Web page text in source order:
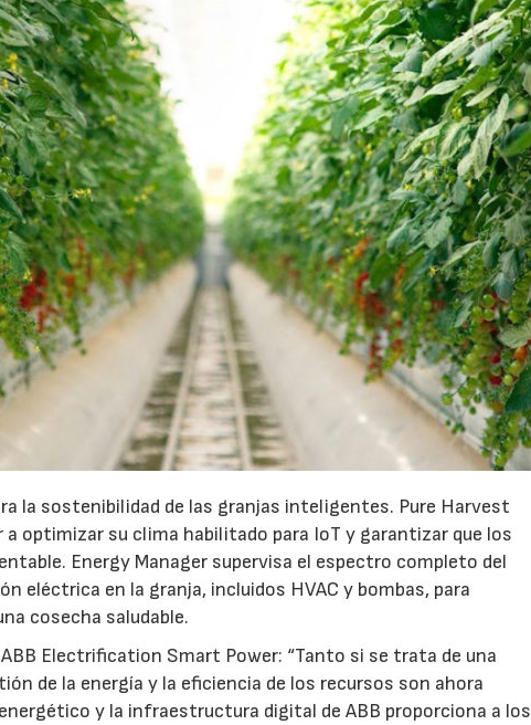
la sostenibilidad de las granjas inteligentes. Pure Harvest
optimizar su clima habilitado para IoT y garantizar que los
Energy Manager supervisa el espectro completo del
eléctrica en la granja, incluidos HVAC y bombas, para
cosecha saludable.
Electrification Smart Power: “Tanto si se trata de una
de la energía y la eficiencia de los recursos son ahora
y la infraestructura digital de ABB proporciona a los
23/07/2026 27/07/2026